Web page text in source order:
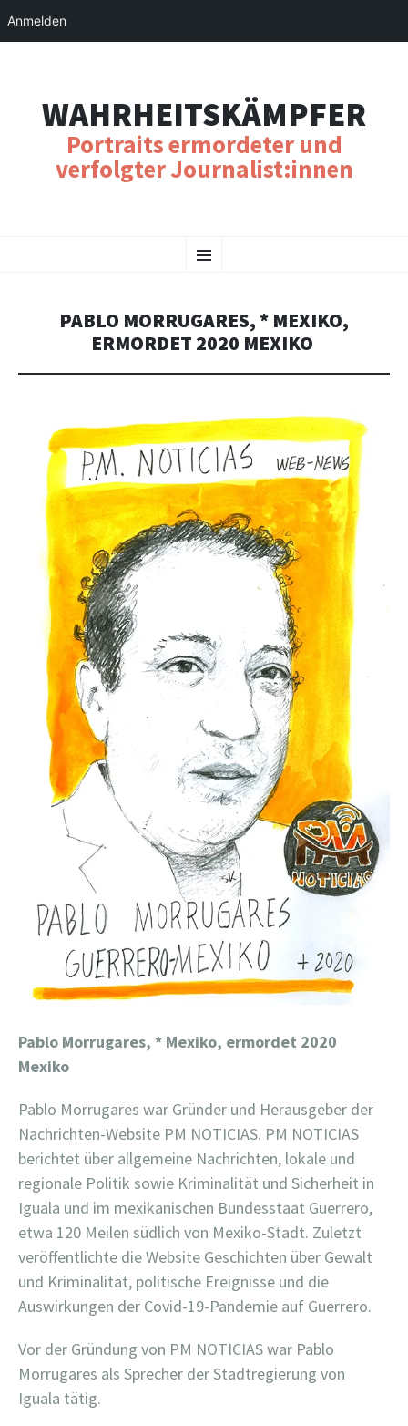
WAHRHEITSKÄMPFER
Portraits ermordeter und
verfolgter Journalist:innen
Menu
TO
PABLO MORRUGARES, * MEXIKO,
ERMORDET 2020 MEXIKO
Pablo Morrugares, * Mexiko, ermordet 2020
Mexiko
Pablo Morrugares war Gründer und Herausgeber der
Nachrichten-Website PM NOTICIAS. PM NOTICIAS
berichtet über allgemeine Nachrichten, lokale und
regionale Politik sowie Kriminalität und Sicherheit in
Iguala und im mexikanischen Bundesstaat Guerrero,
etwa 120 Meilen südlich von Mexiko-Stadt. Zuletzt
veröffentlichte die Website Geschichten über Gewalt
und Kriminalität, politische Ereignisse und die
Auswirkungen der Covid-19-Pandemie auf Guerrero.
Vor der Gründung von PM NOTICIAS war Pablo
Morrugares als Sprecher der Stadtregierung von
Iguala tätig.
Anmelden